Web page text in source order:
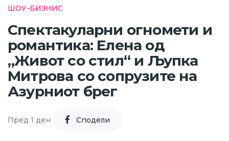
ШОУ-БИЗНИС
Спектакуларни огномети и
романтика: Елена од
„Живот со стил“ и Љупка
Митрова со сопрузите на
Азурниот брег
Пред 1 ден Cподели